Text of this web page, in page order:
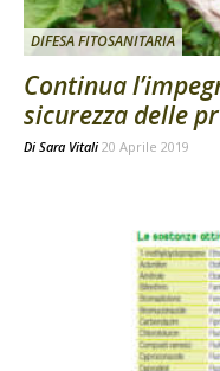
DIFESA FITOSANITARIA
Continua
sicurezza delle
Di Sara Vitali 20 Aprile 2019